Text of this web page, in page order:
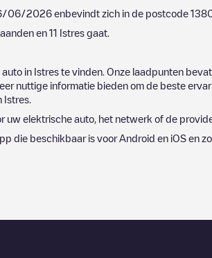
06/2026 enbevindt zich in de postcode
en 11 Istres gaat.
in Istres te vinden. Onze laadpunten
nuttige informatie bieden om de beste
Istres
uw elektrische auto, het netwerk of de
die beschikbaar is voor Android en iOS en